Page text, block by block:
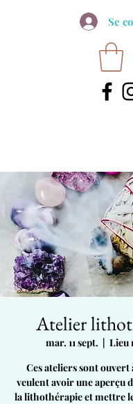
Se
Atelier
mar. 11 sept.
  |
Lieu
Ces ateliers sont ouvert
veulent avoir une aperçu
la lithothérapie et mettre